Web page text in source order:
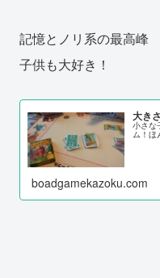
記憶とノリ系の最高峰
子供も大好き！
大き
小さな
ム！ほ
boadgamekazoku.com